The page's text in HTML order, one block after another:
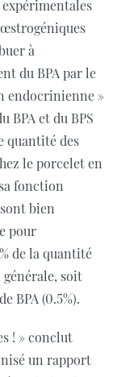
à
du BPA par le
endocrinienne »
BPA et du BPS
quantité des
le porcelet en
fonction
bien
pour
de la quantité
générale, soit
BPA (0.5%).
! » conclut
un rapport